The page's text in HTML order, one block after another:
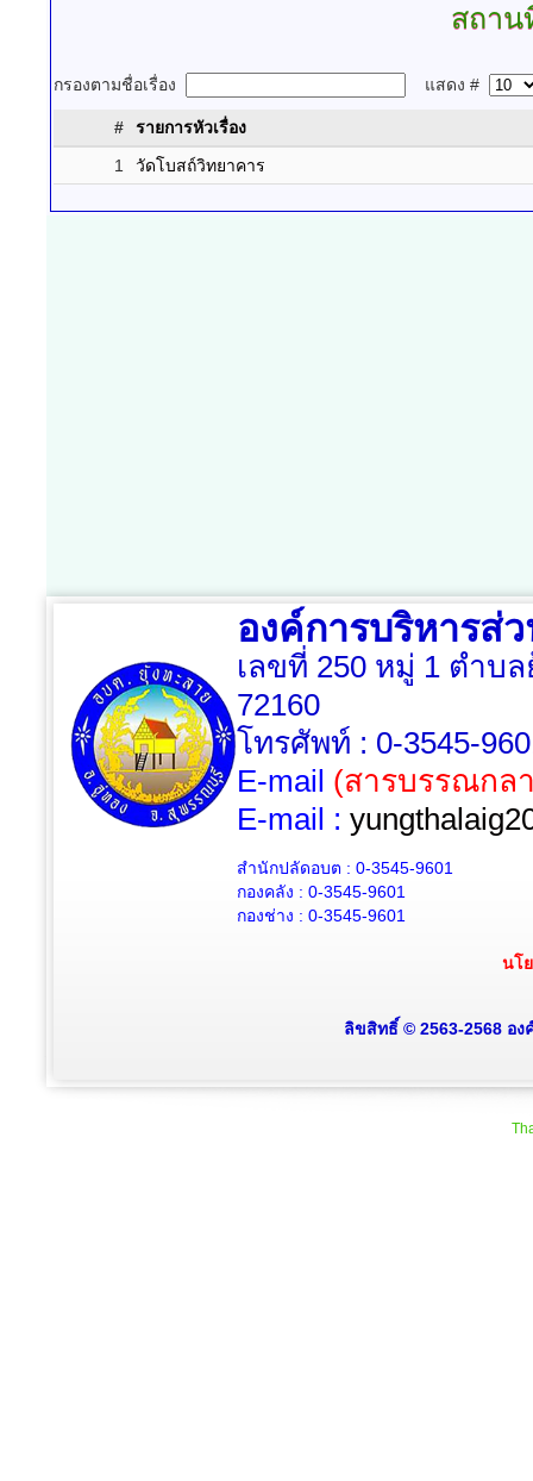
สถา
กรองตามชื่อเรื่อง แสดง #
#
รายการหัวเรื่อง
1
วัดโบสถ์วิทยาคาร
องค์การบริหารส่
เลขที่ 250 หมู่ 1 ตำบ
72160
โทรศัพท์ : 0-3545-
E-mail (สารบรรณกล
E-mail :
สำนักปลัดอบต : 0-3545-9601
กองคลัง : 0-3545-9601
กองช่าง : 0-3545-9601
นโ
ลิขสิทธิ์ © 2563-2568 อ